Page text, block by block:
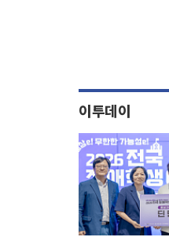
이투데이